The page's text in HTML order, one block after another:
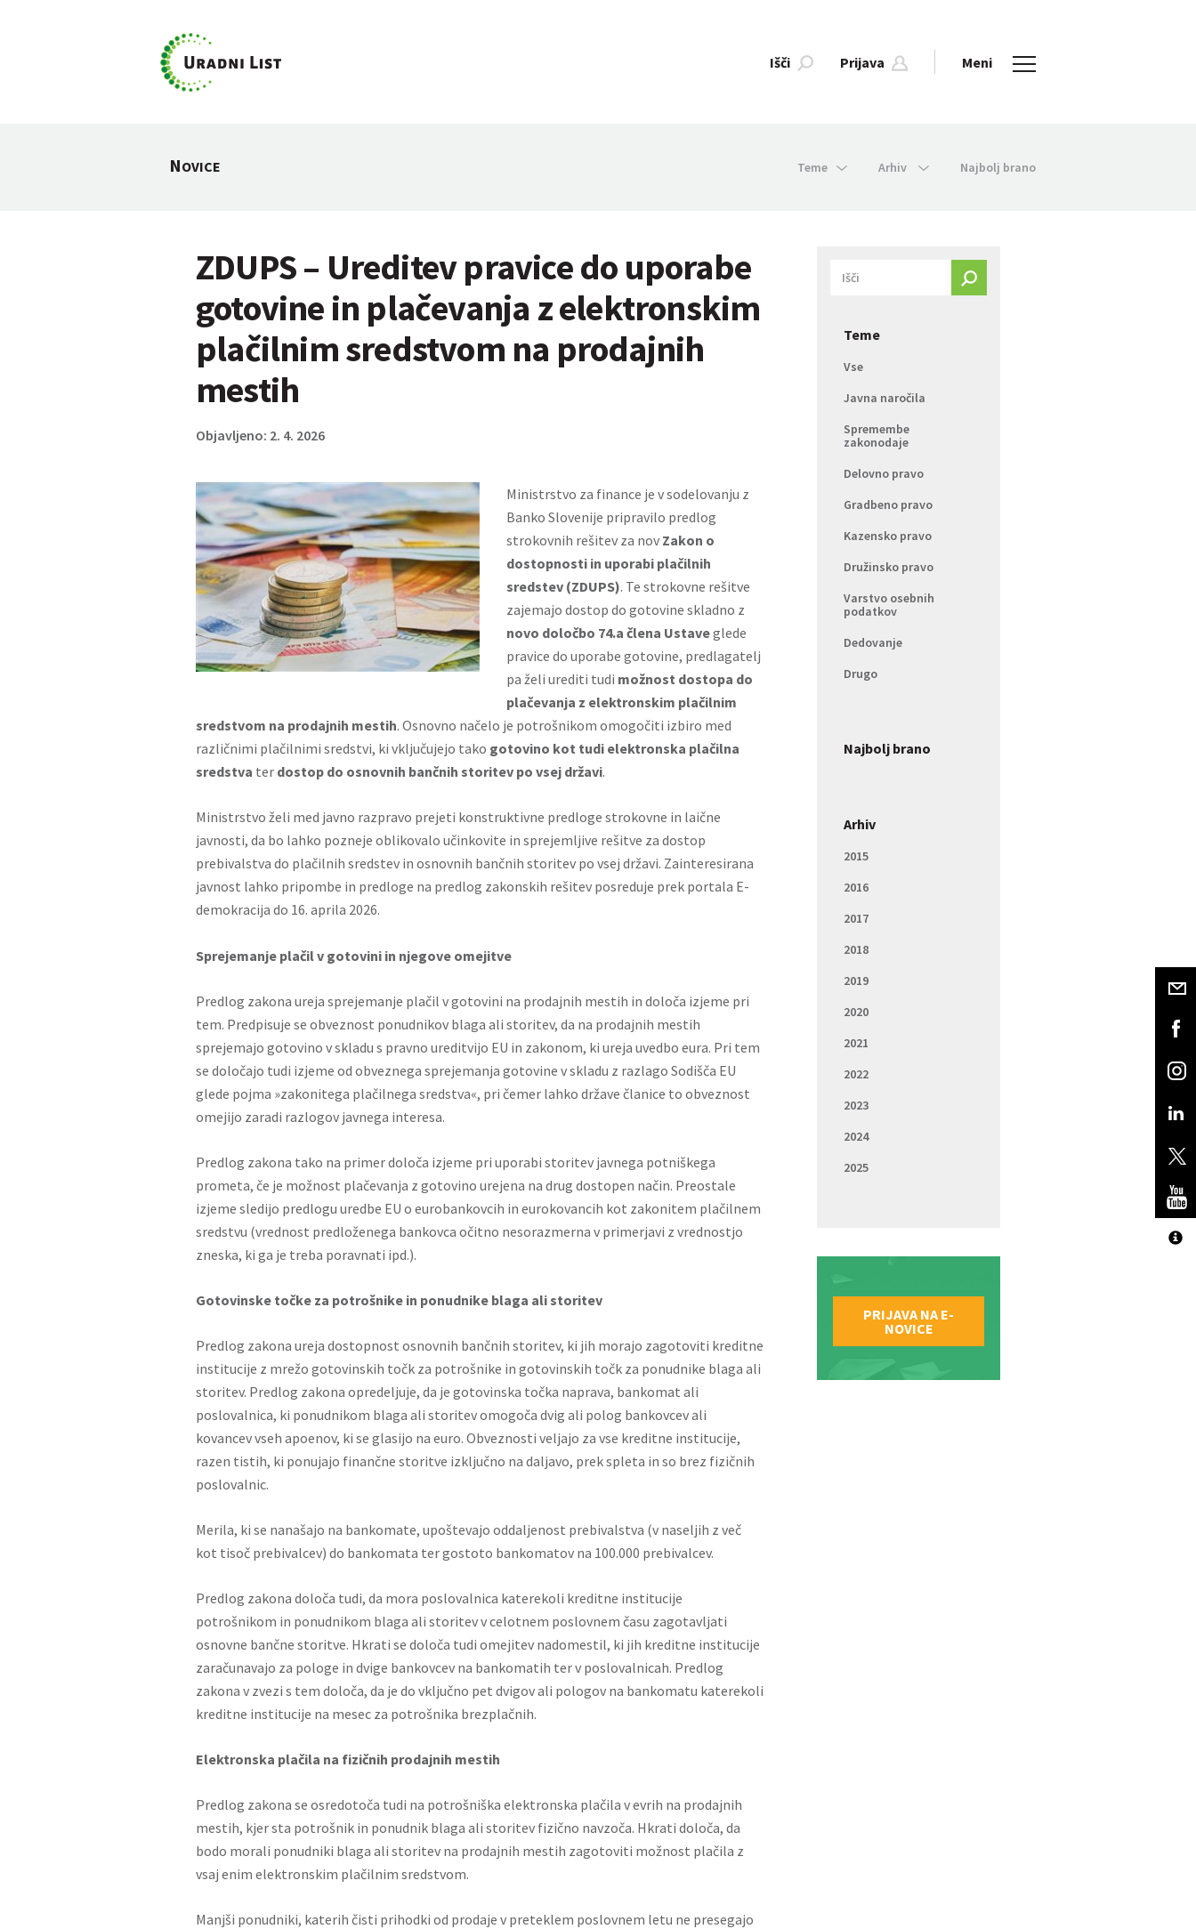
Išči Prijava Meni
NOVICE Teme Arhiv Najbolj brano
ZDUPS – Ureditev pravice do uporabe
gotovine in plačevanja z elektronskim
plačilnim sredstvom na prodajnih
mestih
Objavljeno: 2. 4. 2026
Ministrstvo za finance je v sodelovanju z
Banko Slovenije pripravilo predlog
strokovnih rešitev za nov Zakon o
dostopnosti in uporabi plačilnih
sredstev (ZDUPS). Te strokovne rešitve
zajemajo dostop do gotovine skladno z
novo določbo 74.a člena Ustaveglede
pravice do uporabe gotovine, predlagatelj
pa želi urediti tudi možnost dostopa do
plačevanja z elektronskim plačilnim
sredstvom na prodajnih mestih. Osnovno načelo je potrošnikom omogočiti izbiro med
različnimi plačilnimi sredstvi, ki vključujejo tako gotovino kot tudi elektronska plačilna
sredstva ter dostop do osnovnih bančnih storitev po vsej državi.
Ministrstvo želi med javno razpravo prejeti konstruktivne predloge strokovne in laične
javnosti, da bo lahko pozneje oblikovalo učinkovite in sprejemljive rešitve za dostop
prebivalstva do plačilnih sredstev in osnovnih bančnih storitev po vsej državi. Zainteresirana
javnost lahko pripombe in predloge na predlog zakonskih rešitev posreduje prek portala E-
demokracija do 16. aprila 2026.
Sprejemanje plačil v gotovini in njegove omejitve
Predlog zakona ureja sprejemanje plačil v gotovini na prodajnih mestih in določa izjeme pri
tem. Predpisuje se obveznost ponudnikov blaga ali storitev, da na prodajnih mestih
sprejemajo gotovino v skladu s pravno ureditvijo EU in zakonom, ki ureja uvedbo eura. Pri tem
se določajo tudi izjeme od obveznega sprejemanja gotovine v skladu z razlago Sodišča EU
glede pojma »zakonitega plačilnega sredstva«, pri čemer lahko države članice to obveznost
omejijo zaradi razlogov javnega interesa.
Predlog zakona tako na primer določa izjeme pri uporabi storitev javnega potniškega
prometa, če je možnost plačevanja z gotovino urejena na drug dostopen način. Preostale
izjeme sledijo predlogu uredbe EU o eurobankovcih in eurokovancih kot zakonitem plačilnem
sredstvu (vrednost predloženega bankovca očitno nesorazmerna v primerjavi z vrednostjo
zneska, ki ga je treba poravnati ipd.).
Gotovinske točke za potrošnike in ponudnike blaga ali storitev
Predlog zakona ureja dostopnost osnovnih bančnih storitev, ki jih morajo zagotoviti kreditne
institucije z mrežo gotovinskih točk za potrošnike in gotovinskih točk za ponudnike blaga ali
storitev. Predlog zakona opredeljuje, da je gotovinska točka naprava, bankomat ali
poslovalnica, ki ponudnikom blaga ali storitev omogoča dvig ali polog bankovcev ali
kovancev vseh apoenov, ki se glasijo na euro. Obveznosti veljajo za vse kreditne institucije,
razen tistih, ki ponujajo finančne storitve izključno na daljavo, prek spleta in so brez fizičnih
poslovalnic.
Merila, ki se nanašajo na bankomate, upoštevajo oddaljenost prebivalstva (v naseljih z več
kot tisoč prebivalcev) do bankomata ter gostoto bankomatov na 100.000 prebivalcev.
Predlog zakona določa tudi, da mora poslovalnica katerekoli kreditne institucije
potrošnikom in ponudnikom blaga ali storitev v celotnem poslovnem času zagotavljati
osnovne bančne storitve. Hkrati se določa tudi omejitev nadomestil, ki jih kreditne institucije
zaračunavajo za pologe in dvige bankovcev na bankomatih ter v poslovalnicah. Predlog
zakona v zvezi s tem določa, da je do vključno pet dvigov ali pologov na bankomatu katerekoli
kreditne institucije na mesec za potrošnika brezplačnih.
Elektronska plačila na fizičnih prodajnih mestih
Predlog zakona se osredotoča tudi na potrošniška elektronska plačila v evrih na prodajnih
mestih, kjer sta potrošnik in ponudnik blaga ali storitev fizično navzoča. Hkrati določa, da
bodo morali ponudniki blaga ali storitev na prodajnih mestih zagotoviti možnost plačila z
vsaj enim elektronskim plačilnim sredstvom.
Manjši ponudniki, katerih čisti prihodki od prodaje v preteklem poslovnem letu ne presegajo
Teme
Vse
Javna naročila
Spremembe
zakonodaje
Delovno pravo
Gradbeno pravo
Kazensko pravo
Družinsko pravo
Varstvo osebnih
podatkov
Dedovanje
Drugo
Najbolj brano
Arhiv
2015
2016
2017
2018
2019
2020
2021
2022
2023
2024
2025
PRIJAVA NA E-
NOVICE